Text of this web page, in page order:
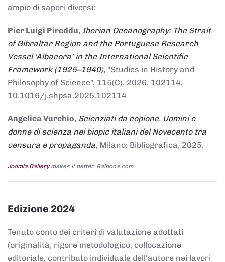
ampio di saperi diversi:
Pier Luigi Pireddu, Iberian Oceanography: The Strait
of Gibraltar Region and the Portuguese Research
Vessel 'Albacora' in the International Scientific
Framework (1925–1940), "Studies in History and
Philosophy of Science", 115(C), 2026, 102114,
10.1016/j.shpsa.2025.102114
Angelica Vurchio, Scienziati da copione. Uomini e
donne di scienza nei biopic italiani del Novecento tra
censura e propaganda, Milano: Bibliografica, 2025.
Joomla Gallerymakes it better. Balbooa.com
Edizione 2024
Tenuto conto dei criteri di valutazione adottati
(originalità, rigore metodologico, collocazione
editoriale, contributo individuale dell'autore nei lavori